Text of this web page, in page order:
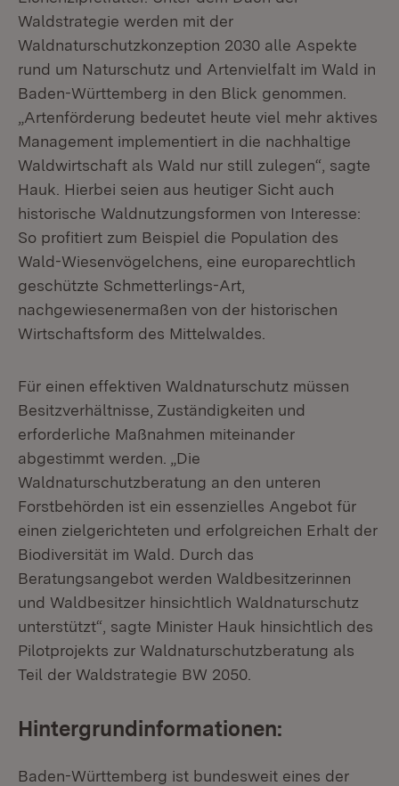
Waldstrategie werden mit der
Waldnaturschutzkonzeption 2030 alle Aspekte
rund um Naturschutz und Artenvielfalt im Wald in
Baden-Württemberg in den Blick genommen.
„Artenförderung bedeutet heute viel mehr aktives
Management implementiert in die nachhaltige
Waldwirtschaft als Wald nur still zulegen“, sagte
Hauk. Hierbei seien aus heutiger Sicht auch
historische Waldnutzungsformen von Interesse:
So profitiert zum Beispiel die Population des
Wald-Wiesenvögelchens, eine europarechtlich
geschützte Schmetterlings-Art,
nachgewiesenermaßen von der historischen
Wirtschaftsform des Mittelwaldes.
Für einen effektiven Waldnaturschutz müssen
Besitzverhältnisse, Zuständigkeiten und
erforderliche Maßnahmen miteinander
abgestimmt werden. „Die
Waldnaturschutzberatung an den unteren
Forstbehörden ist ein essenzielles Angebot für
einen zielgerichteten und erfolgreichen Erhalt der
Biodiversität im Wald. Durch das
Beratungsangebot werden Waldbesitzerinnen
und Waldbesitzer hinsichtlich Waldnaturschutz
unterstützt“, sagte Minister Hauk hinsichtlich des
Pilotprojekts zur Waldnaturschutzberatung als
Teil der Waldstrategie BW 2050.
Hintergrundinformationen:
Baden-Württemberg ist bundesweit eines der